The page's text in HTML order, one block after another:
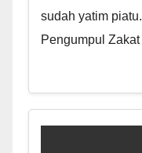
sudah yatim
Pengumpul Zakat